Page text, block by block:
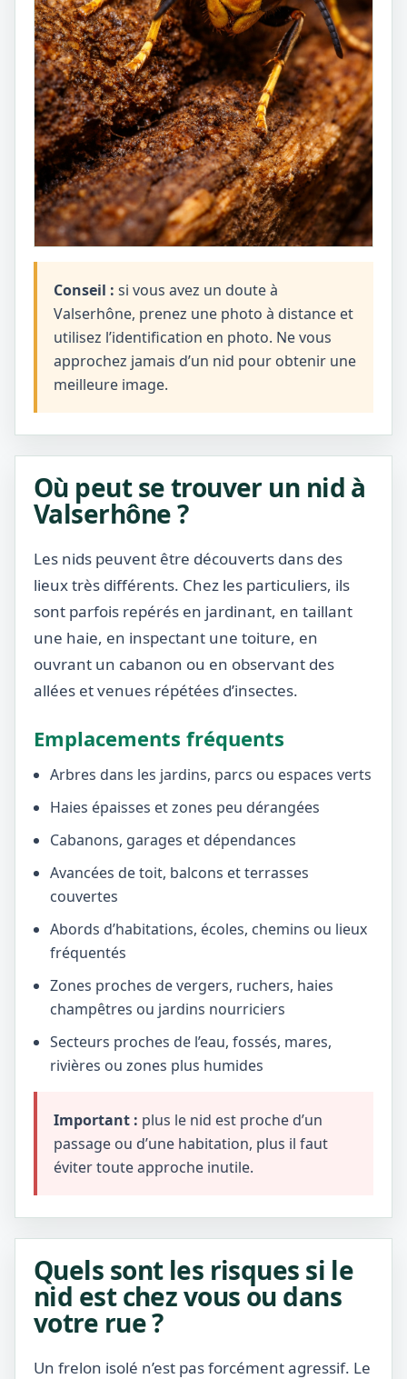
Conseil : si vous avez un doute à
Valserhône, prenez une photo à distance et
utilisez l’identification en photo. Ne vous
approchez jamais d’un nid pour obtenir une
meilleure image.
Où peut se trouver un nid à
Valserhône ?
Les nids peuvent être découverts dans des
lieux très différents. Chez les particuliers, ils
sont parfois repérés en jardinant, en taillant
une haie, en inspectant une toiture, en
ouvrant un cabanon ou en observant des
allées et venues répétées d’insectes.
Emplacements fréquents
Arbres dans les jardins, parcs ou espaces verts
Haies épaisses et zones peu dérangées
Cabanons, garages et dépendances
Avancées de toit, balcons et terrasses
couvertes
Abords d’habitations, écoles, chemins ou lieux
fréquentés
Zones proches de vergers, ruchers, haies
champêtres ou jardins nourriciers
Secteurs proches de l’eau, fossés, mares,
rivières ou zones plus humides
Important : plus le nid est proche d’un
passage ou d’une habitation, plus il faut
éviter toute approche inutile.
Quels sont les risques si le
nid est chez vous ou dans
votre rue ?
Un frelon isolé n’est pas forcément agressif. Le